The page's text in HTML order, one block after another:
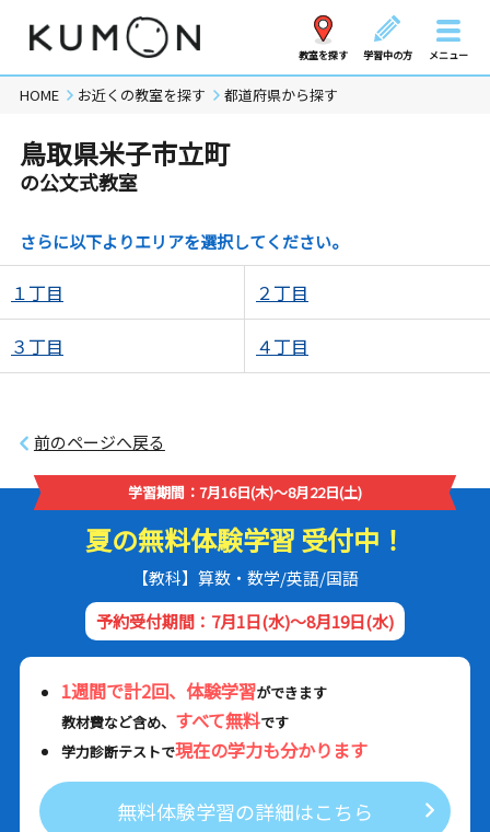
教室を探す 学習中の方 メニュー
HOME お近くの教室を探す 都道府県から探す
鳥取県米子市立町
の公文式教室
さらに以下よりエリアを選択してください。
１丁目 ２丁目
３丁目 ４丁目
前のページへ戻る
学習期間：7月16日(木)～8月22日(土)
夏の無料体験学習 受付中！
【教科】算数・数学/英語/国語
予約受付期間：7月1日(水)～8月19日(水)
1週間で計2回、体験学習ができます
教材費など含め、 すべて無料です
学力診断テストで現在の学力も分かります
無料体験学習の詳細はこちら